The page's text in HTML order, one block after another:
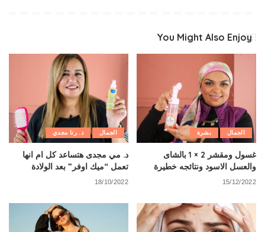
You Might Also Enjoy
الجمال بشرة
غسول ومقشر 2 × 1 بالشاى
والعسل الاسود ونتائجه خطيرة
15/12/2022
الجمال د. رنا مجدي
د. مي مجدى هتساعد كل ام انها
تعمل “ميك اوفر” بعد الولادة
18/10/2022